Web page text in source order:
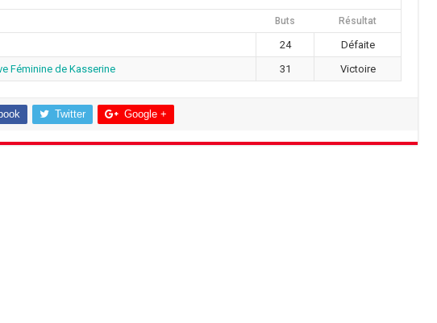
Buts Résultat
24
Défaite
Féminine de Kasserine
31 Victoire
Twitter Google +